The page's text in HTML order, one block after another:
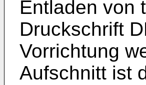
Entladen von
Druckschrift
Vorrichtung
Aufschnitt ist